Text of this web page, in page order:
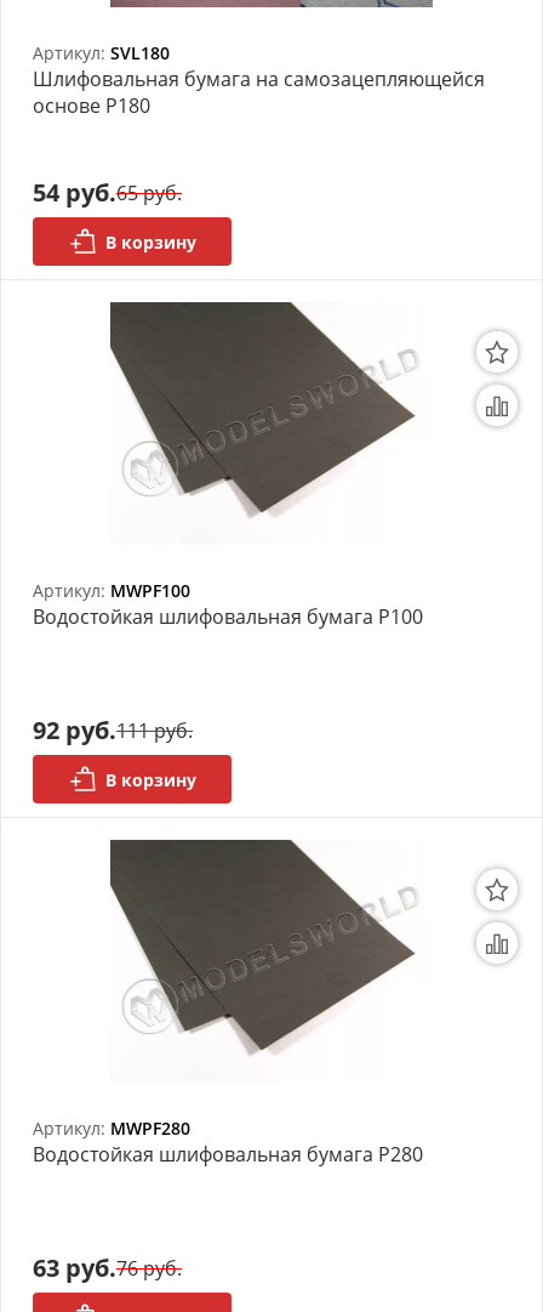
Артикул: SVL180
Шлифовальная бумага на самозацепляющейся
основе P180
54 руб.65 руб.
В корзину
Артикул: MWPF100
Bодостойкая шлифовальная бумага P100
92 руб.111 руб.
В корзину
Артикул: MWPF280
Bодостойкая шлифовальная бумага P280
63 руб.76 руб.